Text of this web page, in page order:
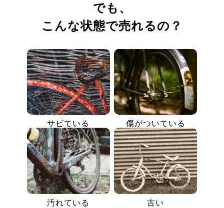
でも、
こんな状態で売れるの？
サビている 傷がついている
汚れている 古い